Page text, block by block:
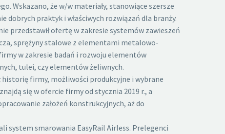
Wskazano, że w/w materiały, stanowiące szersze
praktyk i właściwych rozwiązań dla branży.
przedstawił ofertę w zakresie systemów zawieszeń
sprężyny stalowe z elementami metalowo-
w zakresie badań i rozwoju elementów
tulei, czy elementów żeliwnych.
historię firmy, możliwości produkcyjne i wybrane
się w ofercie firmy od stycznia 2019 r., a
założeń konstrukcyjnych, aż do
system smarowania EasyRail Airless. Prelegenci